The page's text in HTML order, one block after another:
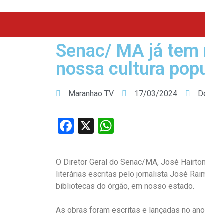
Senac/ MA já tem
nossa cultura
Maranhao TV 17/03/2024
Facebook
X
O Diretor Geral do Senac/MA, José
literárias escritas pelo jornalista José
bibliotecas do órgão, em nosso estado.
As obras foram escritas e lançadas no